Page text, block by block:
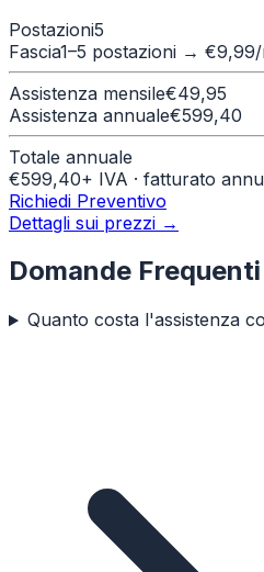
Postazioni5
Fascia1–5 postazioni → €9,99
Assistenza mensile€49,95
Assistenza annuale€599,40
Totale annuale
€599,40+ IVA · fatturato
Richiedi Preventivo
Dettagli sui prezzi →
Domande
Quanto costa l'assistenza